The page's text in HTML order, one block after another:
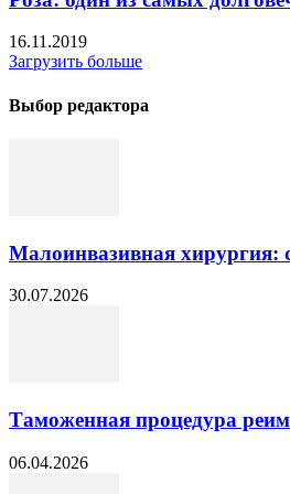
16.11.2019
Загрузить больше
Выбор редактора
Малоинвазивная хирургия:
30.07.2026
Таможенная процедура
06.04.2026